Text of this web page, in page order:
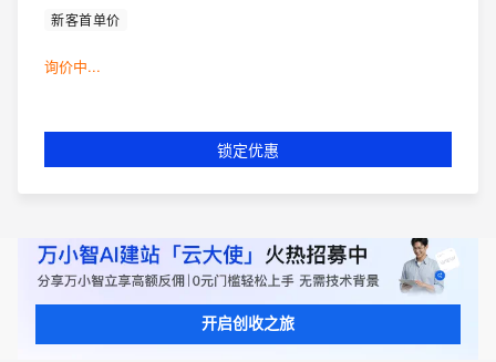
新客首单价
询价中...
锁定优惠
开启创收之旅